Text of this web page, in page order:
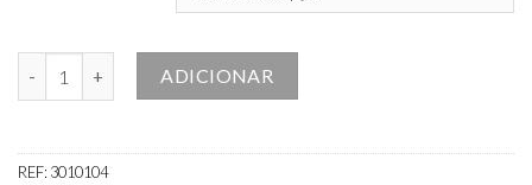
Quantidade de Cadeira de Rodas Breezy 90 R24
ADICIONAR
REF: 3010104